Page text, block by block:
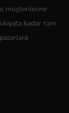
müşterilerine
kadar tüm